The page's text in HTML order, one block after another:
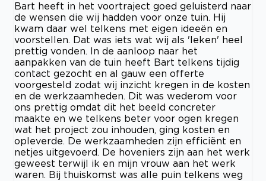
Bart heeft in het voortraject goed geluisterd naar
de wensen die wij hadden voor onze tuin. Hij
kwam daar wel telkens met eigen ideeën en
voorstellen. Dat was iets wat wij als 'leken' heel
prettig vonden. In de aanloop naar het
aanpakken van de tuin heeft Bart telkens tijdig
contact gezocht en al gauw een offerte
voorgesteld zodat wij inzicht kregen in de kosten
en de werkzaamheden. Dit was wederom voor
ons prettig omdat dit het beeld concreter
maakte en we telkens beter voor ogen kregen
wat het project zou inhouden, ging kosten en
opleverde. De werkzaamheden zijn efficiënt en
netjes uitgevoerd. De hoveniers zijn aan het werk
geweest terwijl ik en mijn vrouw aan het werk
waren. Bij thuiskomst was alle puin telkens weg